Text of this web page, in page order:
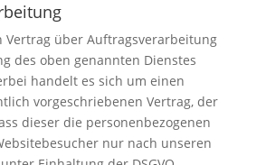
Vertrag über Auftragsverarbeitung
des oben genannten Dienstes
handelt es sich um einen
vorgeschriebenen Vertrag, der
dieser die personenbezogenen
nur nach unseren